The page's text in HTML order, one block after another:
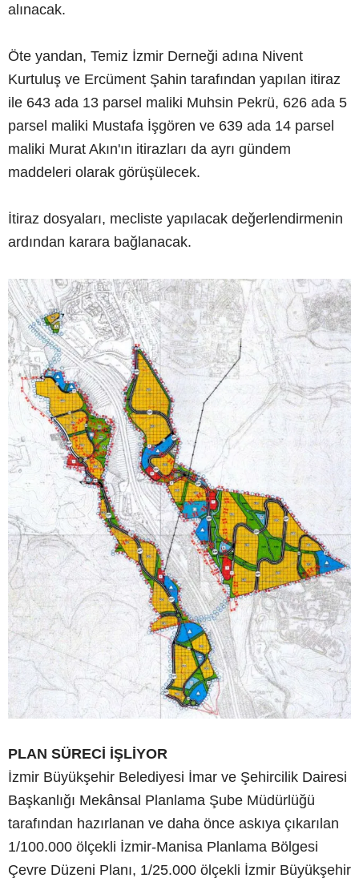
alınacak.
Öte yandan, Temiz İzmir Derneği adına Nivent
Kurtuluş ve Ercüment Şahin tarafından yapılan itiraz
ile 643 ada 13 parsel maliki Muhsin Pekrü, 626 ada 5
parsel maliki Mustafa İşgören ve 639 ada 14 parsel
maliki Murat Akın'ın itirazları da ayrı gündem
maddeleri olarak görüşülecek.
İtiraz dosyaları, mecliste yapılacak değerlendirmenin
ardından karara bağlanacak.
PLAN SÜRECİ İŞLİYOR
İzmir Büyükşehir Belediyesi İmar ve Şehircilik Dairesi
Başkanlığı Mekânsal Planlama Şube Müdürlüğü
tarafından hazırlanan ve daha önce askıya çıkarılan
1/100.000 ölçekli İzmir-Manisa Planlama Bölgesi
Çevre Düzeni Planı, 1/25.000 ölçekli İzmir Büyükşehir